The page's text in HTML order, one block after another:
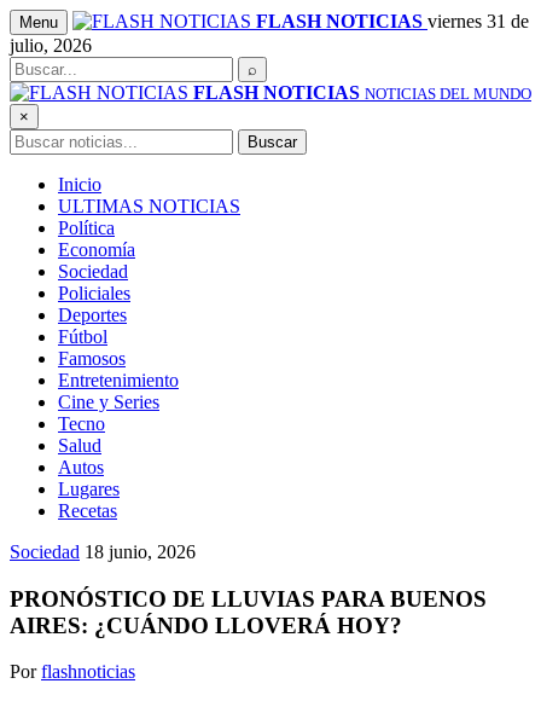
Saltar
al
contenido
Menu FLASH NOTICIAS viernes 31 de
julio, 2026
Buscar
⌕
FLASH NOTICIAS NOTICIAS DEL MUNDO
×
Buscar Buscar
Inicio
ULTIMAS NOTICIAS
Política
Economía
Sociedad
Policiales
Deportes
Fútbol
Famosos
Entretenimiento
Cine y Series
Tecno
Salud
Autos
Lugares
Recetas
Sociedad 18 junio, 2026
PRONÓSTICO DE LLUVIAS PARA BUENOS
AIRES: ¿CUÁNDO LLOVERÁ HOY?
Porflashnoticias